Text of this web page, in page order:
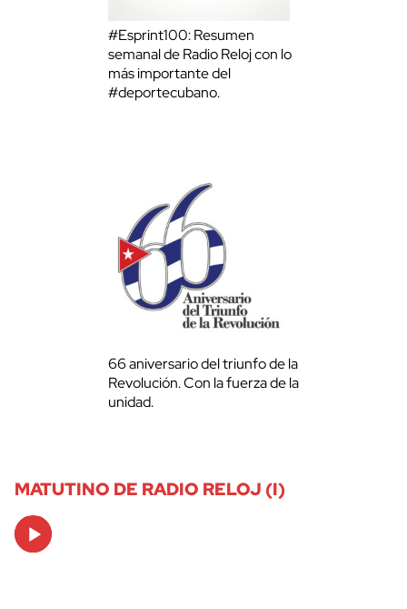
#Esprint100: Resumen
semanal de Radio Reloj con lo
más importante del
#deportecubano.
66 aniversario del triunfo de la
Revolución. Con la fuerza de la
unidad.
MATUTINO DE RADIO RELOJ (I)
Audio
Player